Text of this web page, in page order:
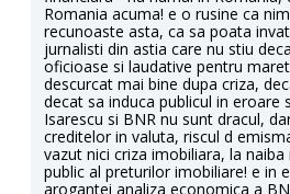
Romania acuma! e o rusine ca
recunoaste asta, ca sa poata
jurnalisti din astia care nu stiu
oficioase si laudative pentru
descurcat mai bine dupa criza,
decat sa induca publicul in eroare
Isarescu si BNR nu sunt dracul,
creditelor in valuta, riscul d
vazut nici criza imobiliara, la naiba
public al preturilor imobiliare! e in
arogantei analiza economica a